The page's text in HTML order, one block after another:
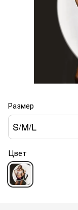
Размер
S/M/L
Цвет